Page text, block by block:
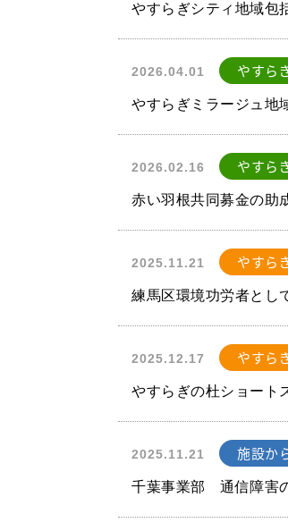
やすらぎシティ地域包
2026.04.01 やすら
やすらぎミラージュ地
2026.02.16 やすら
赤い羽根共同募金の助
2025.11.21 やすら
練馬区環境功労者とし
2025.12.17 やすら
やすらぎの杜ショート
2025.11.21 施設か
千葉事業部 通信障害